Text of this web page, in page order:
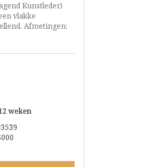
Kunstleder)
vlakke
Afmetingen:
weken